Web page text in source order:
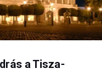
a Tisza-